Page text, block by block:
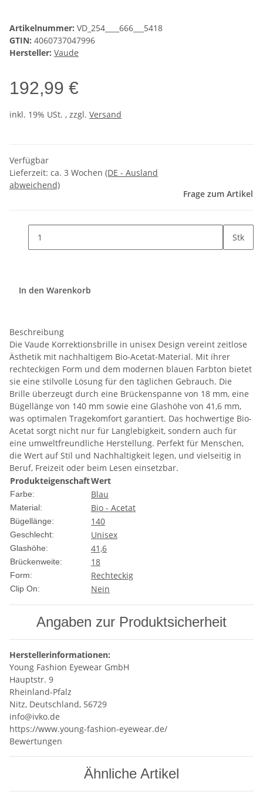
Artikelnummer: VD_254____666___5418
GTIN: 4060737047996
Hersteller: Vaude
192,99 €
inkl. 19% USt. , zzgl. Versand
Verfügbar
Lieferzeit: ca. 3 Wochen (DE - Ausland
abweichend)
Frage zum Artikel
Stk
In den Warenkorb
Beschreibung
Die Vaude Korrektionsbrille in unisex Design vereint zeitlose
Ästhetik mit nachhaltigem Bio-Acetat-Material. Mit ihrer
rechteckigen Form und dem modernen blauen Farbton bietet
sie eine stilvolle Lösung für den täglichen Gebrauch. Die
Brille überzeugt durch eine Brückenspanne von 18 mm, eine
Bügellänge von 140 mm sowie eine Glashöhe von 41,6 mm,
was optimalen Tragekomfort garantiert. Das hochwertige Bio-
Acetat sorgt nicht nur für Langlebigkeit, sondern auch für
eine umweltfreundliche Herstellung. Perfekt für Menschen,
die Wert auf Stil und Nachhaltigkeit legen, und vielseitig in
Beruf, Freizeit oder beim Lesen einsetzbar.
ProdukteigenschaftWert
Farbe: Blau
Material: Bio - Acetat
Bügellänge: 140
Geschlecht: Unisex
Glashöhe: 41,6
Brückenweite: 18
Form: Rechteckig
Clip On: Nein
Angaben zur Produktsicherheit
Herstellerinformationen:
Young Fashion Eyewear GmbH
Hauptstr. 9
Rheinland-Pfalz
Nitz, Deutschland, 56729
info@ivko.de
https://www.young-fashion-eyewear.de/
Bewertungen
Ähnliche Artikel